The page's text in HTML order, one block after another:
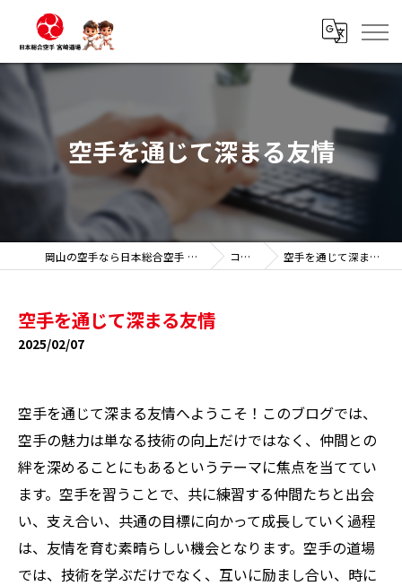
空手を通じて深まる友情
岡山の空手なら日本総合空手 宮崎道場 コラム 空手を通じて深まる友情
空手を通じて深まる友情
2025/02/07
空手を通じて深まる友情へようこそ！このブログでは、
空手の魅力は単なる技術の向上だけではなく、仲間との
絆を深めることにもあるというテーマに焦点を当ててい
ます。空手を習うことで、共に練習する仲間たちと出会
い、支え合い、共通の目標に向かって成長していく過程
は、友情を育む素晴らしい機会となります。空手の道場
では、技術を学ぶだけでなく、互いに励まし合い、時に